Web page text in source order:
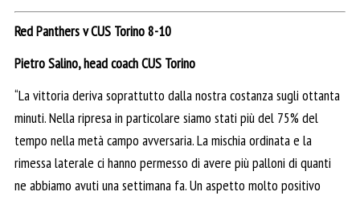
Red Panthers v CUS Torino 8-10
Pietro Salino, head coach CUS Torino
“La vittoria deriva soprattutto dalla nostra costanza sugli ottanta
minuti. Nella ripresa in particolare siamo stati più del 75% del
tempo nella metà campo avversaria. La mischia ordinata e la
rimessa laterale ci hanno permesso di avere più palloni di quanti
ne abbiamo avuti una settimana fa. Un aspetto molto positivo